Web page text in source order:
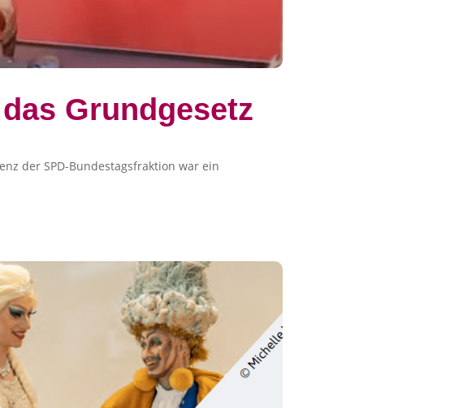
Grundgesetz
der SPD-Bundestagsfraktion war ein